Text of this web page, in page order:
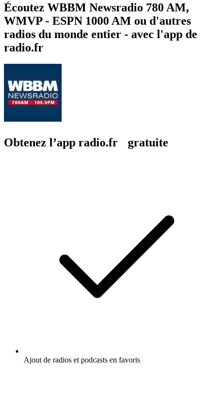
Écoutez WBBM Newsradio 780 AM,
WMVP - ESPN 1000 AM ou d'autres
radios du monde entier - avec l'app de
radio.fr
Obtenez l’app radio.fr gratuite
Ajout de radios et podcasts en favoris